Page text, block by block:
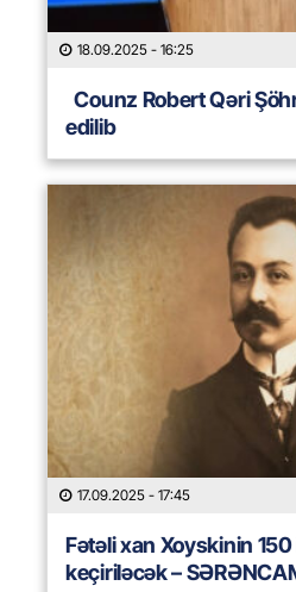
18.09.2025 - 16:25
Counz Robert Qəri
edilib
17.09.2025 - 17:45
Fətəli xan Xoyskinin
keçiriləcək –